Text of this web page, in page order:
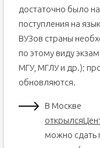
достаточно было
поступления на
ВУЗов страны
по этому виду
МГУ, МГЛУ и др.);
обновляются.
В Москве
можно сдать